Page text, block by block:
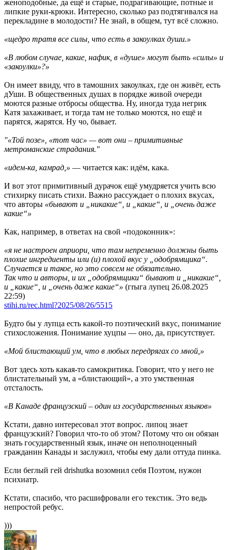
женоподобные, да ещё и старые, подрагивающие, потные и
липкие руки-крюки. Интересно, сколько раз подтягивался на
перекладине в молодости? Не знай, в общем, тут всё сложно.
«щедро тратя все силы, что есть в закоулках души.»
«В любом случае, какие, нафик, в «душе» могут быть «силы» и
«закоулки»?»
Он имеет ввиду, что в тамошних закоулках, где он живёт, есть
дУши. В общественных душах в порядке живой очереди
моются разные отбросы общества. Ну, иногда туда негрик
Катя захаживает, и тогда там не только моются, но ещё и
парятся, жарятся. Ну чо, бывает.
"«Той позе», «тот час» — вот они – примитивные
метроманские страдания."
«идем-ка, камрад,» — читается как: идём, кака.
И вот этот примитивный дурачок ещё умудряется учить всю
стихирку писать стихи. Важно рассуждает о плохих вкусах,
что авторы «бывают и „никакие“, и „какие“, и „очень даже
какие“»
Как, например, в ответах на свой «подоконник»:
«я не настроен априори, что там непременно должны быть
плохие ингредиенты или (и) плохой вкус у „одобрямщика“.
Случается и такое, но это совсем не обязательно.
Так что и авторы, и их „одобрямщики“ бывают и „никакие“,
и „какие“, и „очень даже какие“» (гrыга лупец 26.08.2025
22:59)
stihi.ru/rec.html?2025/08/26/5515
Будто бы у лупца есть какой-то поэтический вкус, понимание
стихосложения. Понимание хуцпы — оно, да, присутствует.
«Мой блистающий ум, что в любых передрягах со мной,»
Вот здесь хоть какая-то самокритика. Говорит, что у него не
блистательный ум, а «блистающий», а это умственная
отсталость.
«В Канаде французский – один из государственных языков»
Кстати, давно интересовал этот вопрос. липоц знает
французский? Говорил что-то об этом? Потому что он обязан
знать государственный язык, иначе он неполноценный
гражданин Канады и заслужил, чтобы ему дали оттуда пинка.
Если беглый гей drishutka возомнил себя Поэтом, нужон
психиатр.
Кстати, спасибо, что расшифровали его текстик. Это ведь
непростой ребус.
)))